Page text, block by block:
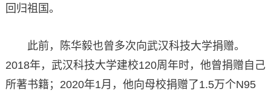
回归祖国。
此前，陈华毅也曾多次向武汉科技大学捐赠。
2018年，武汉科技大学建校120周年时，他曾捐赠自己
所著书籍；2020年1月，他向母校捐赠了1.5万个N95